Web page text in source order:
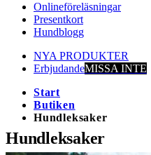
Onlineföreläsningar
Presentkort
Hundblogg
NYA PRODUKTER
ErbjudandeMISSA INTE
Start
Butiken
Hundleksaker
Hundleksaker